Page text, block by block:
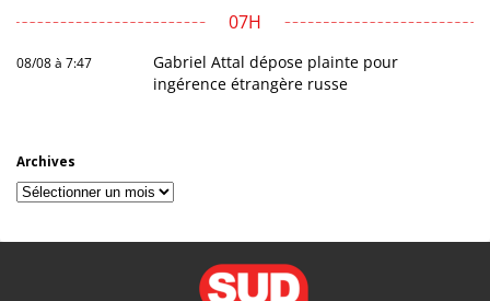
07H
08/08 à 7:47
Gabriel Attal dépose plainte pour
ingérence étrangère russe
Archives
Archives